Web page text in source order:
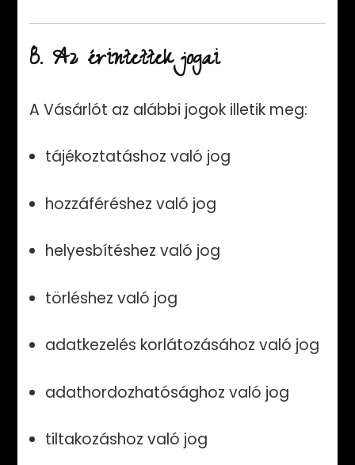
8. Az érintettek jogai
A Vásárlót az alábbi jogok illetik meg:
tájékoztatáshoz való jog
hozzáféréshez való jog
helyesbítéshez való jog
törléshez való jog
adatkezelés korlátozásához való jog
adathordozhatósághoz való jog
tiltakozáshoz való jog